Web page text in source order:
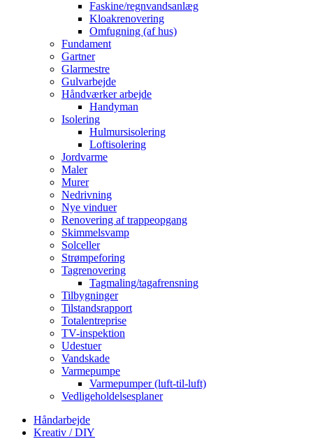
Faskine/regnvandsanlæg
Kloakrenovering
Omfugning (af hus)
Fundament
Gartner
Glarmestre
Gulvarbejde
Håndværker arbejde
Handyman
Isolering
Hulmursisolering
Loftisolering
Jordvarme
Maler
Murer
Nedrivning
Nye vinduer
Renovering af trappeopgang
Skimmelsvamp
Solceller
Strømpeforing
Tagrenovering
Tagmaling/tagafrensning
Tilbygninger
Tilstandsrapport
Totalentreprise
TV-inspektion
Udestuer
Vandskade
Varmepumpe
Varmepumper (luft-til-luft)
Vedligeholdelsesplaner
Håndarbejde
Kreativ / DIY